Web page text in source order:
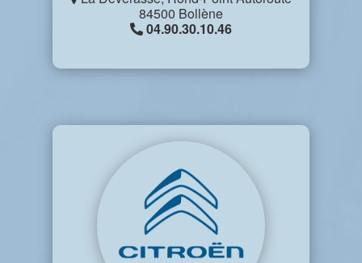
84500 Bollène
04.90.30.10.46